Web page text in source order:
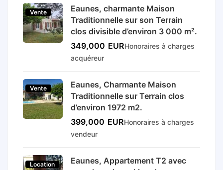
Vente
Eaunes, charmante Maison
Traditionnelle sur son Terrain
clos divisible d’environ 3 000 m².
349,000 EURHonoraires à charges
acquéreur
Vente
Eaunes, Charmante Maison
Traditionnelle sur Terrain clos
d’environ 1972 m2.
399,000 EURHonoraires à charges
vendeur
Location
Eaunes, Appartement T2 avec